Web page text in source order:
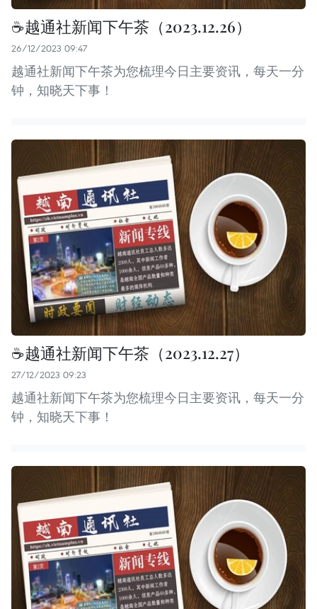
☕️越通社新闻下午茶（2023.12.26）
26/12/2023 09:47
越通社新闻下午茶为您梳理今日主要资讯，每天一分
钟，知晓天下事！
☕️越通社新闻下午茶（2023.12.27）
27/12/2023 09:23
越通社新闻下午茶为您梳理今日主要资讯，每天一分
钟，知晓天下事！